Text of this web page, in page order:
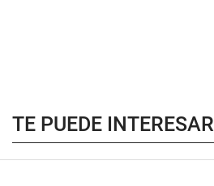
TE PUEDE INTERESAR